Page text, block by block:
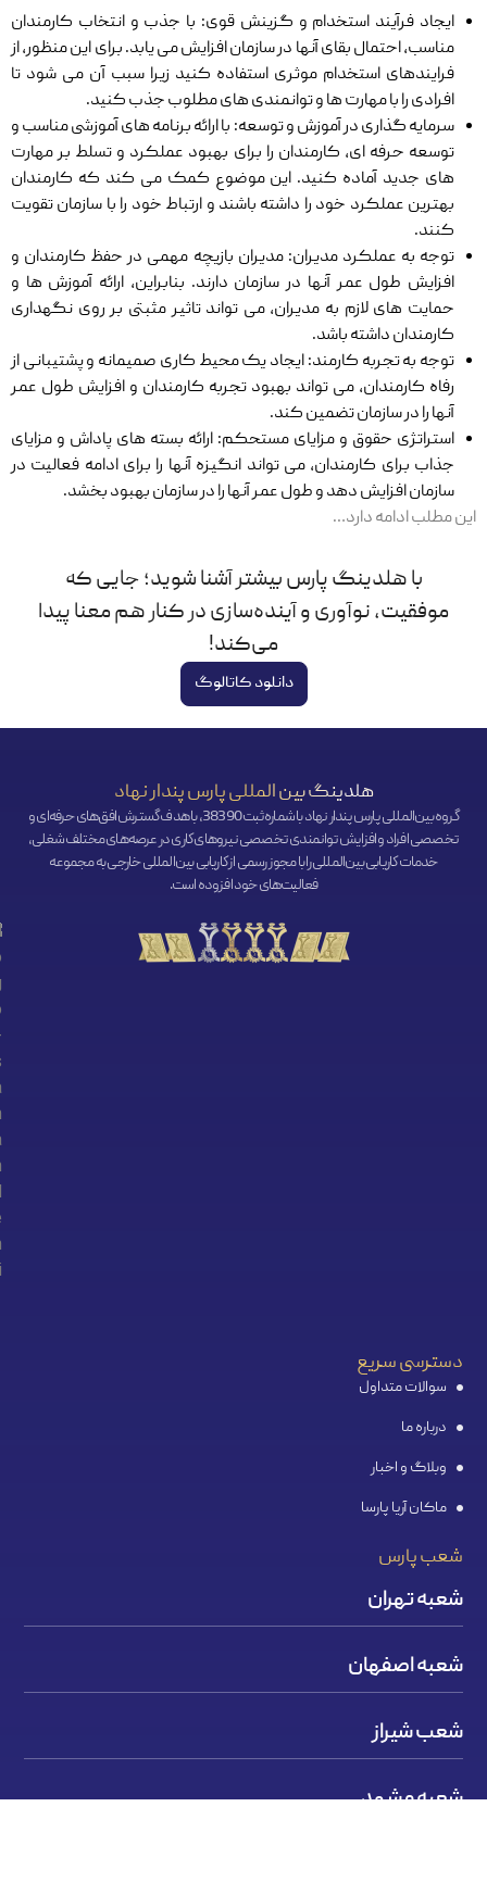
ایجاد فرآیند استخدام و گزینش قوی: با جذب و انتخاب کارمندان
مناسب، احتمال بقای آنها در سازمان افزایش می‌ یابد. برای این منظور، از
فرایندهای استخدام موثری استفاده کنید زیرا سبب آن می شود تا
افرادی را با مهارت ‌ها و توانمندی ‌های مطلوب جذب کنید.
سرمایه گذاری در آموزش و توسعه: با ارائه برنامه ‌های آموزشی مناسب و
توسعه حرفه ‌ای، کارمندان را برای بهبود عملکرد و تسلط بر مهارت‌
های جدید آماده کنید. این موضوع کمک می ‌کند که کارمندان
بهترین عملکرد خود را داشته باشند و ارتباط خود را با سازمان تقویت
کنند.
توجه به عملکرد مدیران: مدیران بازیچه مهمی در حفظ کارمندان و
افزایش طول عمر آنها در سازمان دارند. بنابراین، ارائه آموزش ‌ها و
حمایت ‌های لازم به مدیران، می ‌تواند تاثیر مثبتی بر روی نگهداری
کارمندان داشته باشد.
توجه به تجربه کارمند: ایجاد یک محیط کاری صمیمانه و پشتیبانی از
رفاه کارمندان، می‌ تواند بهبود تجربه کارمندان و افزایش طول عمر
آنها را در سازمان تضمین کند.
استراتژی حقوق و مزایای مستحکم: ارائه بسته ‌های پاداش و مزایای
جذاب برای کارمندان، می ‌تواند انگیزه آنها را برای ادامه فعالیت در
سازمان افزایش دهد و طول عمر آنها را در سازمان بهبود بخشد.
این مطلب ادامه دارد…
با هلدینگ پارس بیشتر آشنا شوید؛ جایی که
موفقیت، نوآوری و آینده‌سازی در کنار هم معنا پیدا
می‌کند!
دانلود کاتالوگ
هلدینگ بین المللی پارس پندار نهاد
گروه بین‌المللی پارس پندار نهاد با شماره ثبت 38390، با هدف گسترش افق‌‌های حرفه‌ای و
تخصصی افراد و افزایش توانمندی تخصصی نیروهای کاری در عرصه‌های مختلف شغلی،
خدمات کاریابی بین‌المللی را با مجوز رسمی از کاریابی بین‌المللی خارجی به مجموعه
فعالیت‌های خود افزوده است.
دسترسی سریع
سوالات متداول
درباره ما
وبلاگ و اخبار
ماکان آریا پارسا
شعب پارس
شعبه تهران
شعبه اصفهان
شعب شیراز
شعبه مشهد